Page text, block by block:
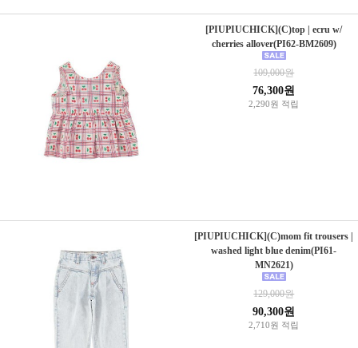
[PIUPIUCHICK](C)top | ecru w/
cherries allover(PI62-BM2609)
109,000원
76,300원
2,290원 적립
[PIUPIUCHICK](C)mom fit trousers |
washed light blue denim(PI61-
MN2621)
129,000원
90,300원
2,710원 적립